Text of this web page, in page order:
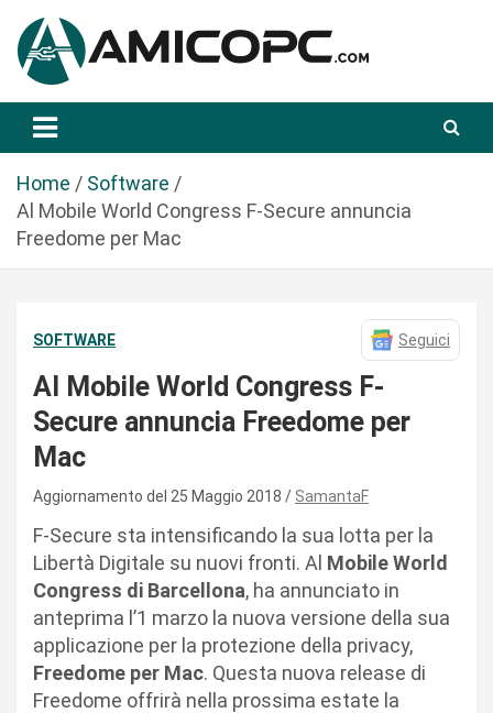
a
Amicopc.com
Home
Software
Al Mobile World Congress F-Secure annuncia
Freedome per Mac
SOFTWARE Seguici
Al Mobile World Congress F-
Secure annuncia Freedome per
Mac
Aggiornamento del 25 Maggio 2018 SamantaF
F-Secure sta intensificando la sua lotta per la
Libertà Digitale su nuovi fronti. Al Mobile World
Congress di Barcellona, ha annunciato in
anteprima l’1 marzo la nuova versione della sua
applicazione per la protezione della privacy,
Freedome per Mac. Questa nuova release di
Freedome offrirà nella prossima estate la